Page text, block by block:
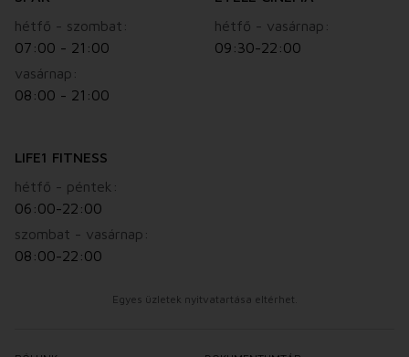
hétfő - szombat:
07:00 - 21:00
vasárnap:
08:00 - 21:00
hétfő - vasárnap:
09:30-22:00
LIFE1 FITNESS
hétfő - péntek:
06:00-22:00
szombat - vasárnap:
08:00-22:00
Egyes üzletek nyitvatartása eltérhet.